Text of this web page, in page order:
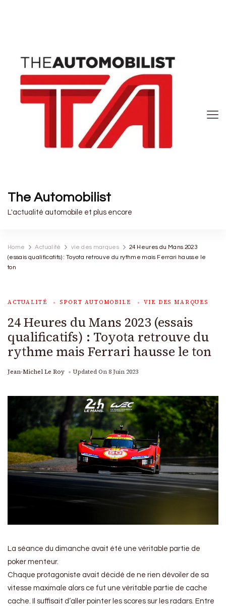
The Automobilist
L'actualité automobile et plus encore
Home Actualité vie des marques
24 Heures du Mans 2023
(essais qualificatifs) : Toyota retrouve du rythme mais Ferrari hausse le
ton
ACTUALITÉ SPORT AUTOMOBILE VIE DES MARQUES
24 Heures du Mans 2023 (essais
qualificatifs) : Toyota retrouve du
rythme mais Ferrari hausse le ton
Jean-Michel Le Roy Updated On 8 Juin 2023
La séance du dimanche avait été une véritable partie de
poker menteur.
Chaque protagoniste avait décidé de ne rien dévoiler de sa
vitesse maximale alors ce fut une véritable partie de cache
cache. Il suffisait d’aller pointer les scores sur les radars. Entre